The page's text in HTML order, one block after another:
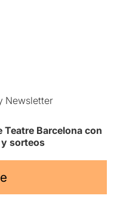
Newsletter
Barcelona con
sorteos